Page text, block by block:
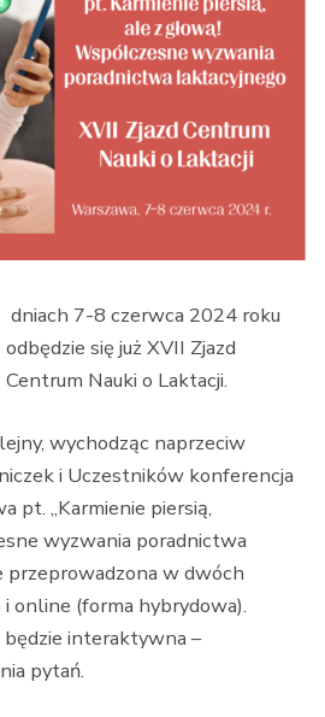
dniach 7-8 czerwca 2024 roku
odbędzie się już XVII Zjazd
Centrum Nauki o Laktacji.
wychodząc naprzeciw
i Uczestników konferencja
pt. „Karmienie piersią,
wyzwania poradnictwa
przeprowadzona w dwóch
online (forma hybrydowa).
będzie interaktywna –
pytań.